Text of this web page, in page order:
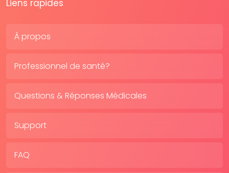
Liens rapides
À propos
Professionnel de santé?
Questions & Réponses Médicales
Support
FAQ